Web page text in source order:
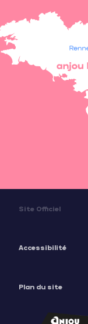
Site Officiel
Accessibilité
Plan du site